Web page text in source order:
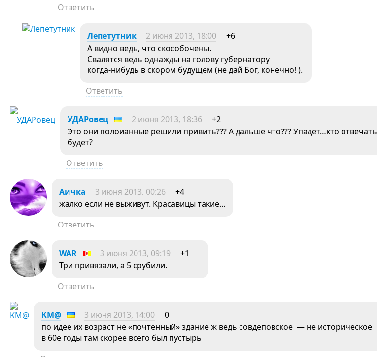
Ответить
Лепетутник 2 июня 2013, 18:00
+6
А видно ведь, что скособочены.
Свалятся ведь однажды на голову губернатору
когда-нибудь в скором будущем (не дай Бог, конечно! ).
Ответить
УДАРовец 2 июня 2013, 18:36
+2
Это они полоианные решили привить??? А дальше что??? Упадет…кто отвечать
будет?
Ответить
Аичка 3 июня 2013, 00:26
+4
жалко если не выживут. Красавицы такие…
Ответить
WAR 3 июня 2013, 09:19
+1
Три привязали, а 5 срубили.
Ответить
KM@ 3 июня 2013, 14:00
0
по идее их возраст не «почтенный» здание ж ведь совдеповское — не историческое
в 60е годы там скорее всего был пустырь